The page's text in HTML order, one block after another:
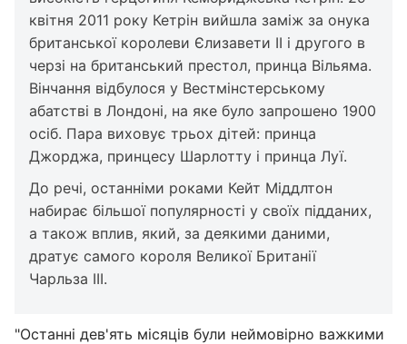
квітня 2011 року Кетрін вийшла заміж за онука
британської королеви Єлизавети II і другого в
черзі на британський престол, принца Вільяма.
Вінчання відбулося у Вестмінстерському
абатстві в Лондоні, на яке було запрошено 1900
осіб. Пара виховує трьох дітей: принца
Джорджа, принцесу Шарлотту і принца Луї.
До речі, останніми роками Кейт Міддлтон
набирає більшої популярності у своїх підданих,
а також вплив, який, за деякими даними,
дратує самого короля Великої Британії
Чарльза III.
"Останні дев'ять місяців були неймовірно важкими